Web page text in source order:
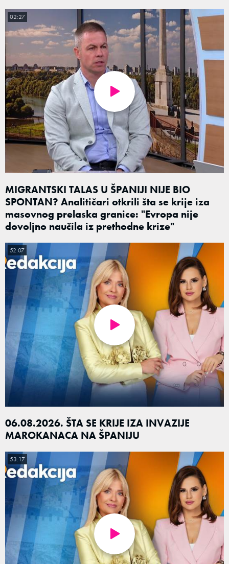
MIGRANTSKI TALAS U ŠPANIJI NIJE BIO
SPONTAN? Analitičari otkrili šta se krije iza
masovnog prelaska granice: "Evropa nije
dovoljno naučila iz prethodne krize"
02:27
06.08.2026. ŠTA SE KRIJE IZA INVAZIJE
MAROKANACA NA ŠPANIJU
52:07
53:17